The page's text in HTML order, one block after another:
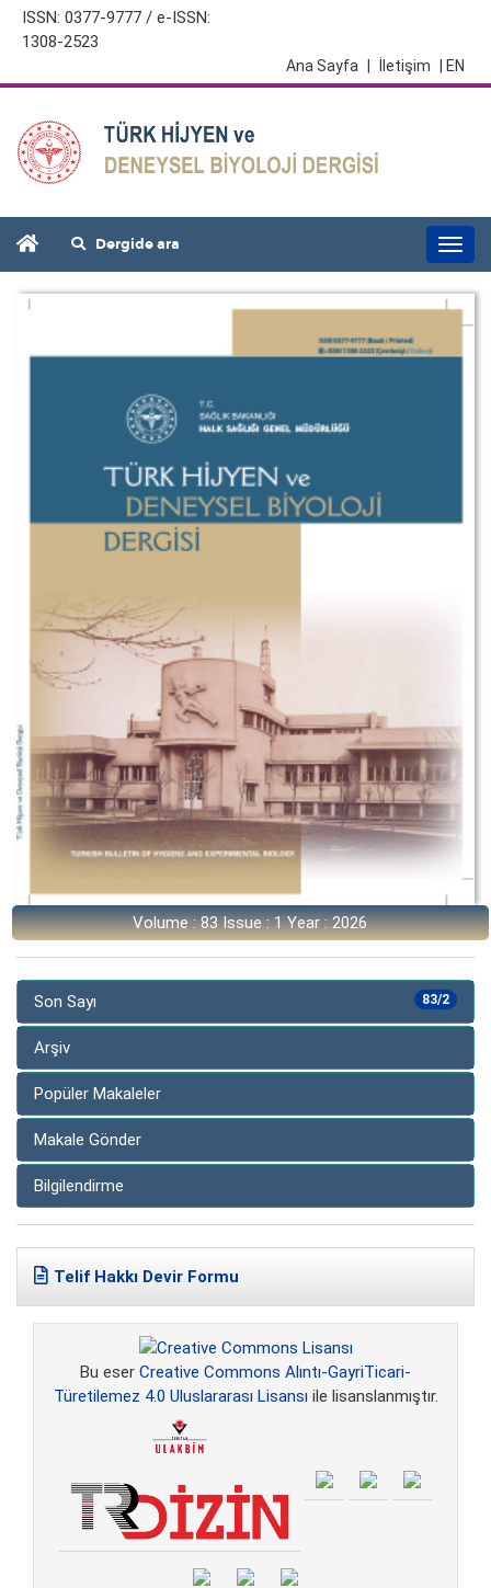
ISSN: 0377-9777 / e-ISSN:
1308-2523
| EN
İletişim
Ana Sayfa
Dergide ara
Volume : 83 Issue : 1 Year : 2026
83/2
Son Sayı
Arşiv
Popüler Makaleler
Makale Gönder
Bilgilendirme
Telif Hakkı Devir Formu
Bu eser Creative Commons Alıntı-GayriTicari-
Türetilemez 4.0 Uluslararası Lisansı ile lisanslanmıştır.